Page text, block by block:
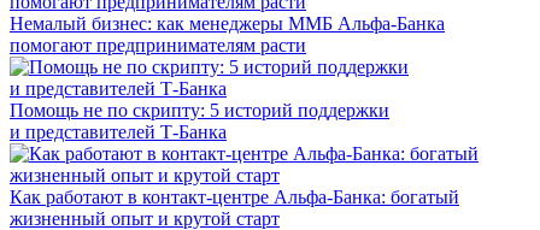
Немалый бизнес: как менеджеры ММБ Альфа-Банка
помогают предпринимателям расти
Помощь не по скрипту: 5 историй поддержки
и представителей Т-Банка
Как работают в контакт-центре Альфа-Банка: богатый
жизненный опыт и крутой старт